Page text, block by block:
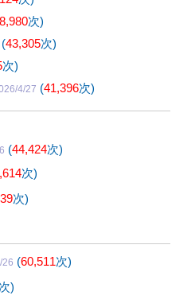
次)
(43,305次)
次)
4/27 (41,396次)
(44,424次)
次)
次)
26 (60,511次)
次)